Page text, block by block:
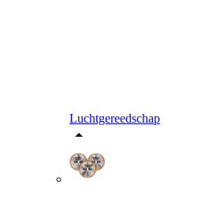
Luchtgereedschap